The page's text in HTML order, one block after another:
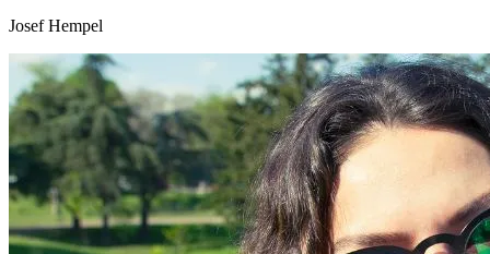
Josef Hempel